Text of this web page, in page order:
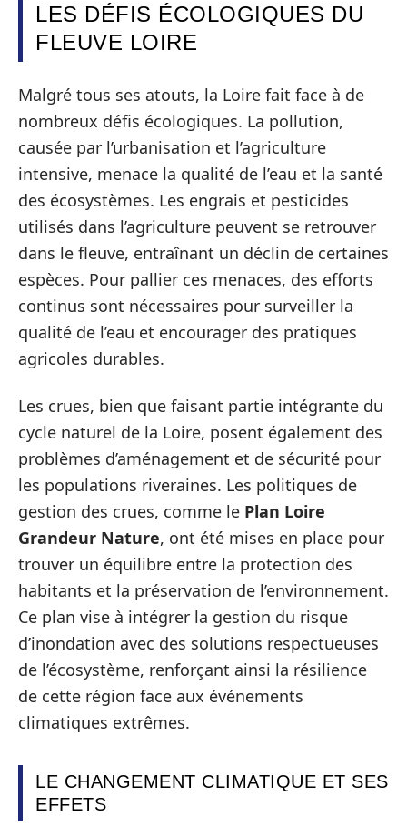
LES DÉFIS ÉCOLOGIQUES DU
FLEUVE LOIRE
Malgré tous ses atouts, la Loire fait face à de
nombreux défis écologiques. La pollution,
causée par l’urbanisation et l’agriculture
intensive, menace la qualité de l’eau et la santé
des écosystèmes. Les engrais et pesticides
utilisés dans l’agriculture peuvent se retrouver
dans le fleuve, entraînant un déclin de certaines
espèces. Pour pallier ces menaces, des efforts
continus sont nécessaires pour surveiller la
qualité de l’eau et encourager des pratiques
agricoles durables.
Les crues, bien que faisant partie intégrante du
cycle naturel de la Loire, posent également des
problèmes d’aménagement et de sécurité pour
les populations riveraines. Les politiques de
gestion des crues, comme le Plan Loire
Grandeur Nature, ont été mises en place pour
trouver un équilibre entre la protection des
habitants et la préservation de l’environnement.
Ce plan vise à intégrer la gestion du risque
d’inondation avec des solutions respectueuses
de l’écosystème, renforçant ainsi la résilience
de cette région face aux événements
climatiques extrêmes.
LE CHANGEMENT CLIMATIQUE ET SES
EFFETS